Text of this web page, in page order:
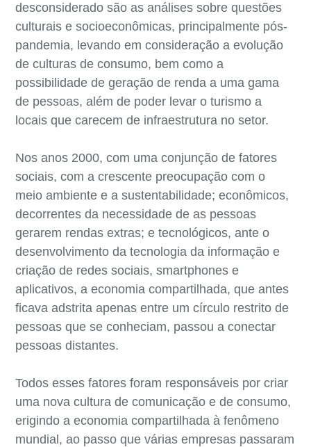
desconsiderado são as análises sobre questões
culturais e socioeconômicas, principalmente pós-
pandemia, levando em consideração a evolução
de culturas de consumo, bem como a
possibilidade de geração de renda a uma gama
de pessoas, além de poder levar o turismo a
locais que carecem de infraestrutura no setor.
Nos anos 2000, com uma conjunção de fatores
sociais, com a crescente preocupação com o
meio ambiente e a sustentabilidade; econômicos,
decorrentes da necessidade de as pessoas
gerarem rendas extras; e tecnológicos, ante o
desenvolvimento da tecnologia da informação e
criação de redes sociais, smartphones e
aplicativos, a economia compartilhada, que antes
ficava adstrita apenas entre um círculo restrito de
pessoas que se conheciam, passou a conectar
pessoas distantes.
Todos esses fatores foram responsáveis por criar
uma nova cultura de comunicação e de consumo,
erigindo a economia compartilhada à fenômeno
mundial, ao passo que várias empresas passaram